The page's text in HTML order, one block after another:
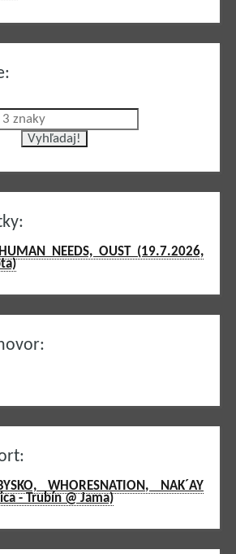
NEEDS, OUST (19.7.2026,
WHORESNATION, NAK´AY
- Trubín @ Jama)